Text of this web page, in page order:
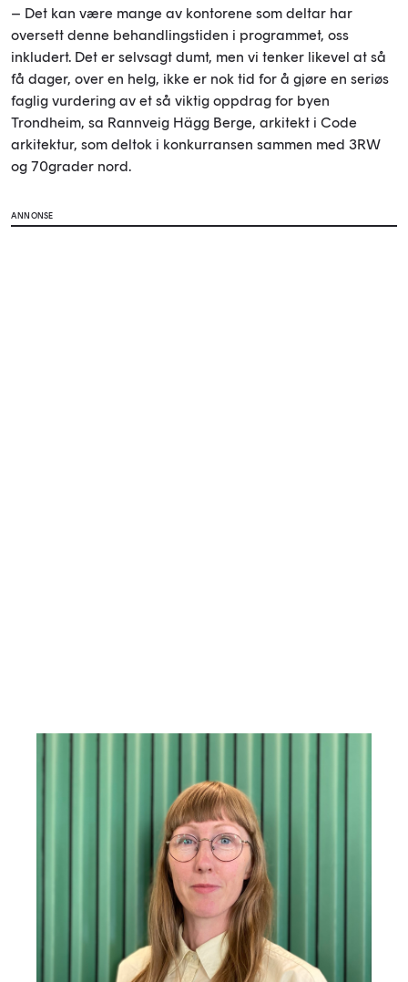
– Det kan være mange av kontorene som deltar har
oversett denne behandlingstiden i programmet, oss
inkludert. Det er selvsagt dumt, men vi tenker likevel at så
få dager, over en helg, ikke er nok tid for å gjøre en seriøs
faglig vurdering av et så viktig oppdrag for byen
Trondheim, sa Rannveig Hägg Berge, arkitekt i Code
arkitektur, som deltok i konkurransen sammen med 3RW
og 70grader nord.
ANNONSE